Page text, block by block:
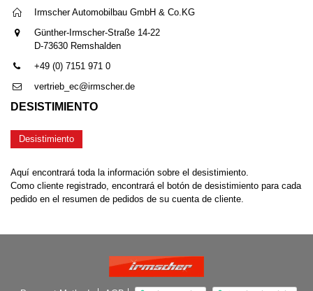
Irmscher Automobilbau GmbH & Co.KG
Günther-Irmscher-Straße 14-22
D-73630 Remshalden
+49 (0) 7151 971 0
vertrieb_ec@irmscher.de
DESISTIMIENTO
Desistimiento
Aquí encontrará toda la información sobre el desistimiento.
Como cliente registrado, encontrará el botón de desistimiento para cada
pedido en el resumen de pedidos de su cuenta de cliente.